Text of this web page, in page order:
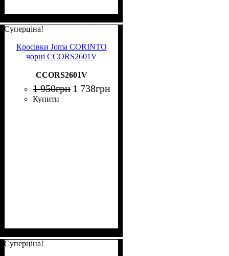
Суперціна!
Кросівки Joma CORINTO
чорні CCORS2601V
CCORS2601V
1 950грн 1 738грн
Купити
Суперціна!